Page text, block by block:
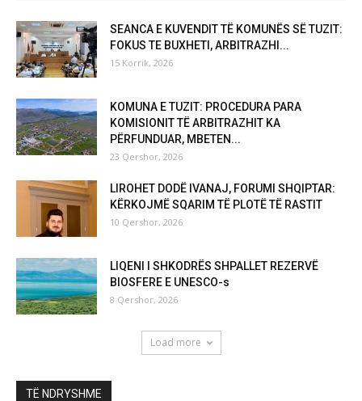
SEANCA E KUVENDIT TË KOMUNËS SË TUZIT:
FOKUS TE BUXHETI, ARBITRAZHI...
15 Korrik, 2026
KOMUNA E TUZIT: PROCEDURA PARA
KOMISIONIT TË ARBITRAZHIT KA
PËRFUNDUAR, MBETEN...
23 Qershor, 2026
LIROHET DODË IVANAJ, FORUMI SHQIPTAR:
KËRKOJMË SQARIM TË PLOTË TË RASTIT
10 Qershor, 2026
LIQENI I SHKODRËS SHPALLET REZERVË
BIOSFERE E UNESCO-s
8 Qershor, 2026
Load more
TË NDRYSHME